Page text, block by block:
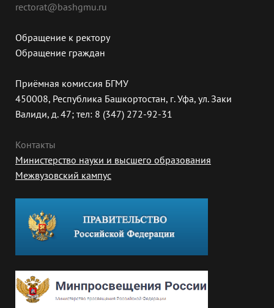
rectorat@bashgmu.ru
Обращение к ректору
Обращение граждан
Приёмная комиссия БГМУ
450008, Республика Башкортостан, г. Уфа, ул. Заки
Валиди, д. 47; тел: 8 (347) 272-92-31
Контакты
Министерство науки и высшего образования
Межвузовский кампус